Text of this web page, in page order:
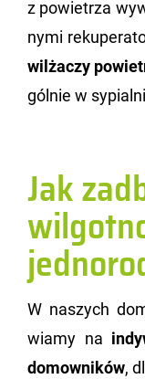
z po­wie­trza
ny­mi
wil­ża­czy
gól­nie w
Jak
W na­szych
wia­my na
do­mow­ni­ków,